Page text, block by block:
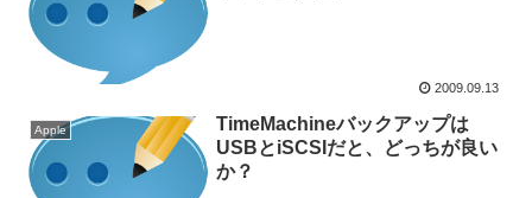
2009.09.13
Apple
TimeMachineバックアップは
USBとiSCSIだと、どっちが良い
か？